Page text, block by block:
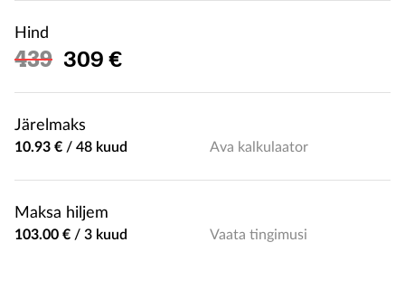
Hind
439 Soodushind
309 €
Järelmaks
10.93 € / 48 kuud Ava kalkulaator
Maksa hiljem
103.00 € / 3 kuud Vaata tingimusi